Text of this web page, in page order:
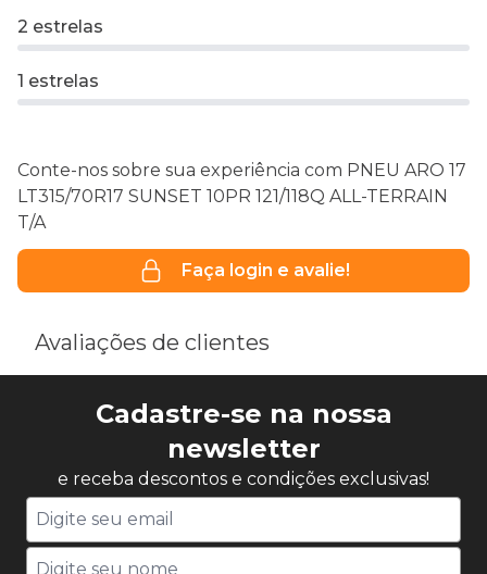
2 estrelas
1 estrelas
Conte-nos sobre sua experiência com PNEU ARO 17
LT315/70R17 SUNSET 10PR 121/118Q ALL-TERRAIN
T/A
Faça login e avalie!
Avaliações de clientes
Cadastre-se na nossa
newsletter
e receba descontos e condições exclusivas!